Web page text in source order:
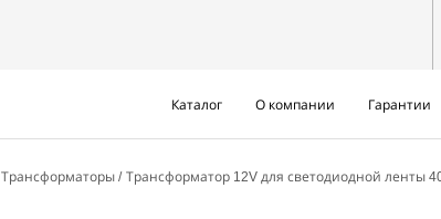
Каталог О компании Гарантии
Трансформаторы Трансформатор 12V для светодиодной ленты